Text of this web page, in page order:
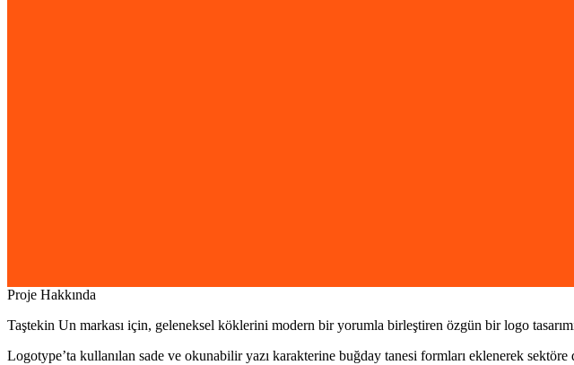
Proje Hakkında
Taştekin Un markası için, geleneksel köklerini modern bir yorumla birleştiren özgün bir logo
Logotype’ta kullanılan sade ve okunabilir yazı karakterine buğday tanesi formları eklenerek